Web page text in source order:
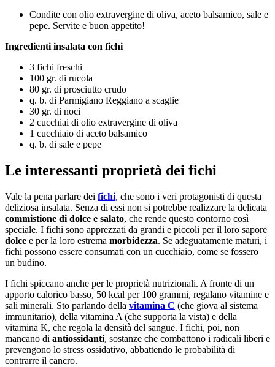
Condite con olio extravergine di oliva, aceto balsamico, sale e
pepe. Servite e buon appetito!
Ingredienti insalata con fichi
3 fichi freschi
100 gr. di rucola
80 gr. di prosciutto crudo
q. b. di Parmigiano Reggiano a scaglie
30 gr. di noci
2 cucchiai di olio extravergine di oliva
1 cucchiaio di aceto balsamico
q. b. di sale e pepe
Le interessanti proprietà dei fichi
Vale la pena parlare dei fichi, che sono i veri protagonisti di questa
deliziosa insalata. Senza di essi non si potrebbe realizzare la delicata
commistione di dolce e salato, che rende questo contorno così
speciale. I fichi sono apprezzati da grandi e piccoli per il loro sapore
dolce e per la loro estrema morbidezza. Se adeguatamente maturi, i
fichi possono essere consumati con un cucchiaio, come se fossero
un budino.
I fichi spiccano anche per le proprietà nutrizionali. A fronte di un
apporto calorico basso, 50 kcal per 100 grammi, regalano vitamine e
sali minerali. Sto parlando della vitamina C (che giova al sistema
immunitario), della vitamina A (che supporta la vista) e della
vitamina K, che regola la densità del sangue. I fichi, poi, non
mancano di antiossidanti, sostanze che combattono i radicali liberi e
prevengono lo stress ossidativo, abbattendo le probabilità di
contrarre il cancro.